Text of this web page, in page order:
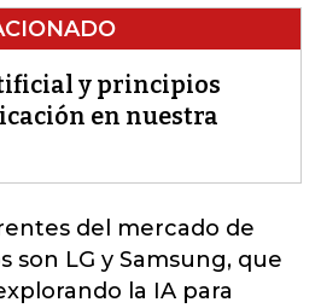
y principios
en nuestra
del mercado de
son LG y Samsung, que
la IA para